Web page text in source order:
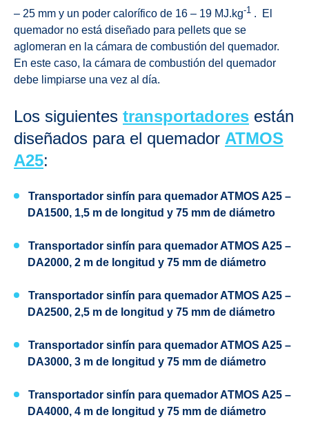
– 25 mm y un poder calorífico de 16 – 19 MJ.kg-1 . El
quemador no está diseñado para pellets que se
aglomeran en la cámara de combustión del quemador.
En este caso, la cámara de combustión del quemador
debe limpiarse una vez al día.
Los siguientes transportadores están
diseñados para el quemador ATMOS
A25:
Transportador sinfín para quemador ATMOS A25 –
DA1500, 1,5 m de longitud y 75 mm de diámetro
Transportador sinfín para quemador ATMOS A25 –
DA2000, 2 m de longitud y 75 mm de diámetro
Transportador sinfín para quemador ATMOS A25 –
DA2500, 2,5 m de longitud y 75 mm de diámetro
Transportador sinfín para quemador ATMOS A25 –
DA3000, 3 m de longitud y 75 mm de diámetro
Transportador sinfín para quemador ATMOS A25 –
DA4000, 4 m de longitud y 75 mm de diámetro